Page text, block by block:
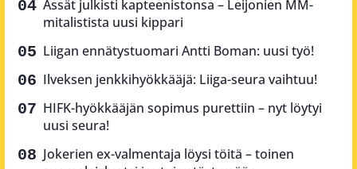
Ässät julkisti kapteenistonsa – Leijonien MM-
mitalistista uusi kippari
Liigan ennätystuomari Antti Boman: uusi työ!
Ilveksen jenkkihyökkääjä: Liiga-seura vaihtuu!
HIFK-hyökkääjän sopimus purettiin – nyt löytyi
uusi seura!
Jokerien ex-valmentaja löysi töitä – toinen